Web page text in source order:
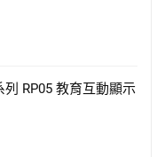
列 RP05 教育互動顯示